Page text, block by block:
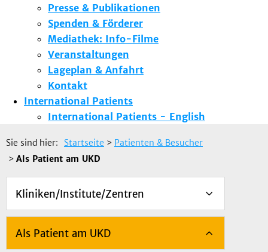
Presse & Publikationen
Spenden & Förderer
Mediathek: Info-Filme
Veranstaltungen
Lageplan & Anfahrt
Kontakt
International Patients
International Patients - English
Sie sind hier: Startseite > Patienten & Besucher
> Als Patient am UKD
Kliniken/Institute/Zentren
Als Patient am UKD